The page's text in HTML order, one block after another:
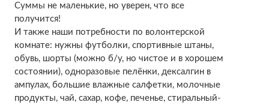
Суммы не маленькие, но уверен, что все
получится!
И также наши потребности по волонтерской
комнате: нужны футболки, спортивные штаны,
обувь, шорты (можно б/у, но чистое и в хорошем
состоянии), одноразовые пелёнки, дексалгин в
ампулах, большие влажные салфетки, молочные
продукты, чай, сахар, кофе, печенье, стиральный-